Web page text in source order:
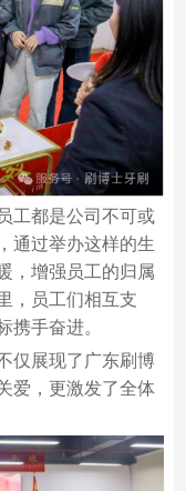
工都是公司不可或
通过举办这样的生
，增强员工的归属
，员工们相互支
携手奋进。
仅展现了广东刷博
爱，更激发了全体